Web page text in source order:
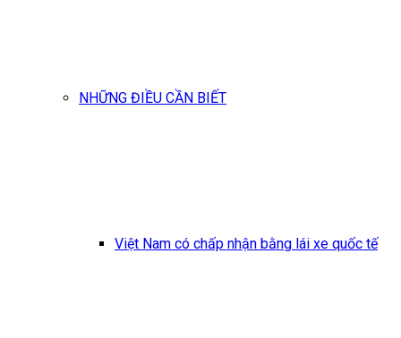
NHỮNG ĐIỀU CẦN BIẾT
Việt Nam có chấp nhận bằng lái xe quốc tế